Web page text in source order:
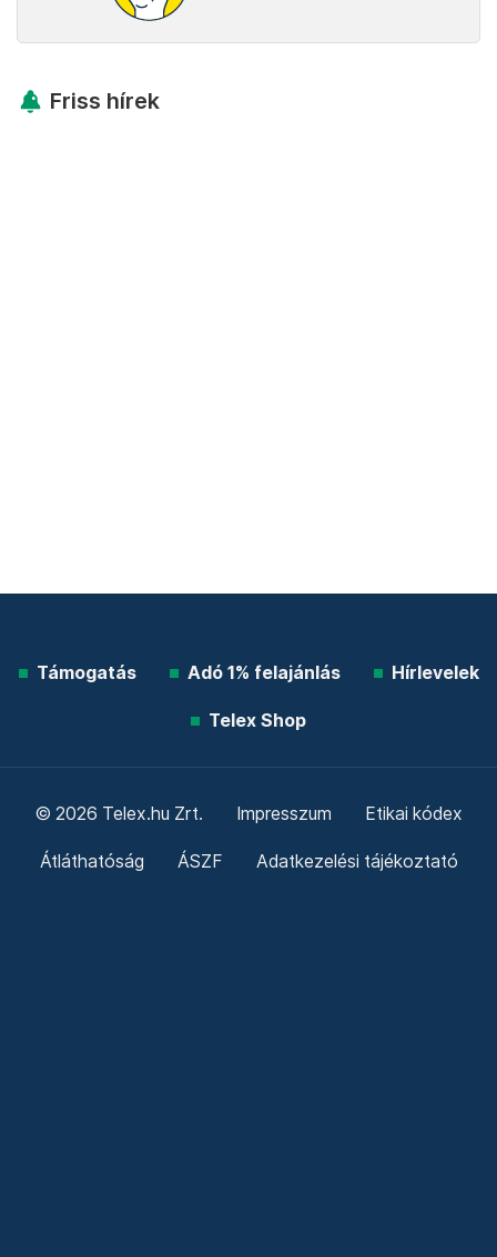
Friss hírek
Támogatás Adó 1% felajánlás Hírlevelek
Telex Shop
© 2026 Telex.hu Zrt. Impresszum Etikai kódex
Átláthatóság ÁSZF Adatkezelési tájékoztató